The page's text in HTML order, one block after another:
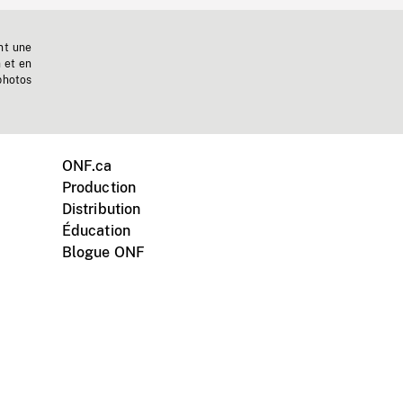
une
et en
ONF.ca
Production
Distribution
Éducation
Blogue ONF